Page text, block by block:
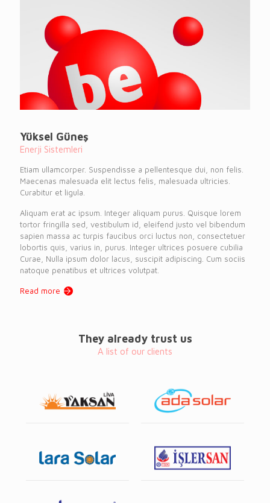
Yüksel Güneş
Enerji Sistemleri
Etiam ullamcorper. Suspendisse a pellentesque dui, non felis.
Maecenas malesuada elit lectus felis, malesuada ultricies.
Curabitur et ligula.
Aliquam erat ac ipsum. Integer aliquam purus. Quisque lorem
tortor fringilla sed, vestibulum id, eleifend justo vel bibendum
sapien massa ac turpis faucibus orci luctus non, consectetuer
lobortis quis, varius in, purus. Integer ultrices posuere cubilia
Curae, Nulla ipsum dolor lacus, suscipit adipiscing. Cum sociis
natoque penatibus et ultrices volutpat.
Read more
They already trust us
A list of our clients